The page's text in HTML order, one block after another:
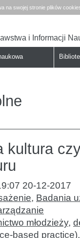
na swojej stronie plików
i Informacji
kultura
20-12-2017
, Badania
młodzieży,
based practice)